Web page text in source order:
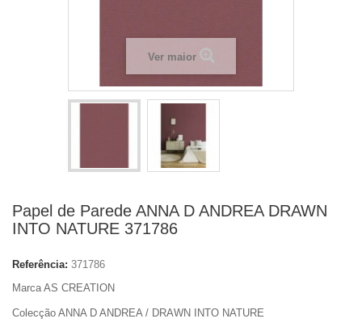
Ver maior
Papel de Parede ANNA D ANDREA DRAWN
INTO NATURE 371786
Referência: 371786
Marca AS CREATION
Colecção ANNA D ANDREA / DRAWN INTO NATURE